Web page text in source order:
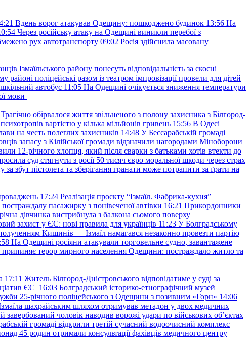
Вдень ворог атакував Одещину: пошкоджено будинок 13:56 На
Через російську атаку на Одещині виникли перебої з
рух автотранспорту 09:02 Росія здійснила масовану
Ізмаїльського району понесуть відповідальність за скоєні
районі поліцейські разом із театром імпровізації провели для дітей
автобус 11:05 На Одещині очікується зниження температури
мови
Трагічно обірвалося життя звільненого з полону захисника з Білгород-
вартістю у кілька мільйонів гривень 15:56 В Одесі
на честь полеглих захисників 14:48 У Бессарабській громаді
запасу з Кілійської громади відзначили нагородами Міноборони
12-річного хлопця, який після сварки з батьками хотів втекти до
суд стягнути з росії 50 тисяч євро моральної шкоди через страх
збут пістолета та зберігання гранати може потрапити за ґрати на
17:24 Реалізація проєкту “Ізмаїл. Фабрика-кухня”
пасажирку з понівеченої автівки 16:21 Прикордонники
дівчинка вистрибнула з балкона сьомого поверху
захист у ЄС: нові правила для українців 11:23 У Болградському
Кишинів — Ізмаїл намагався незаконно провезти партію
На Одещині росіяни атакували торговельне судно, завантажене
терор мирного населення Одещини: постраждало житло та
17:11 Житель Білгород-Дністровського відповідатиме у суді за
ЄС 16:03 Болградський історико-етнографічний музей
25-річного поліцейського з Одещини з позивним «Горн» 14:06
шахрайським шляхом отримував метадон у двох медичних
завербований чоловік наводив ворожі удари по військових обʼєктах
громаді відкрили третій сучасний водоочисний комплекс
45 родин отримали консультації фахівців медичного центру